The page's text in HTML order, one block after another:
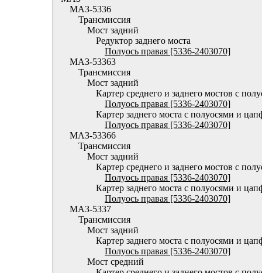
МАЗ-5336
Трансмиссия
Мост задний
Редуктор заднего моста
Полуось правая [5336-2403070]
МАЗ-53363
Трансмиссия
Мост задний
Картер среднего и заднего мостов с
Полуось правая [5336-2403070]
Картер заднего моста с полуосями и
Полуось правая [5336-2403070]
МАЗ-53366
Трансмиссия
Мост задний
Картер среднего и заднего мостов с
Полуось правая [5336-2403070]
Картер заднего моста с полуосями и
Полуось правая [5336-2403070]
МАЗ-5337
Трансмиссия
Мост задний
Картер заднего моста с полуосями и
Полуось правая [5336-2403070]
Мост средний